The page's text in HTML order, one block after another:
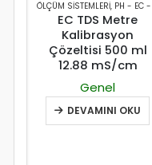
ÖLÇÜM SISTEMLERI, PH - EC - TDS
EC TDS Metre
Kalibrasyon
Çözeltisi 500 ml
12.88 mS/cm
Genel
DEVAMINI OKU